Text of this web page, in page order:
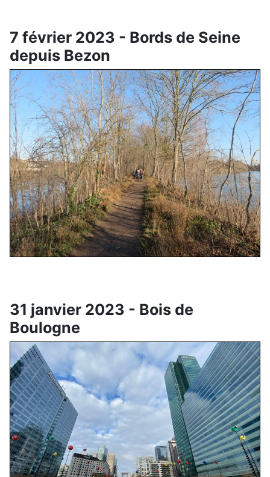
7 février 2023 - Bords de Seine
depuis Bezon
31 janvier 2023 - Bois de
Boulogne